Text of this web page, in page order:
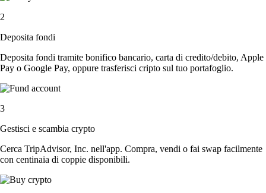
2
Deposita fondi
Deposita fondi tramite bonifico bancario, carta di credito/debito, Apple
Pay o Google Pay, oppure trasferisci cripto sul tuo portafoglio.
3
Gestisci e scambia crypto
Cerca TripAdvisor, Inc. nell'app. Compra, vendi o fai swap facilmente
con centinaia di coppie disponibili.